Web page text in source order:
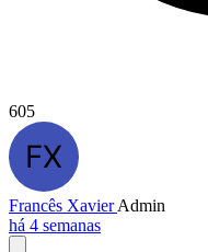
605
Francês XavierAdmin
há 4 semanas